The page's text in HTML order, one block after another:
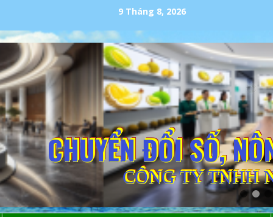
9 Tháng 8, 2026
CHUYỂN ĐỔI SỐ,
CÔNG TY TNHH